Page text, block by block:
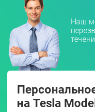
Наш
на Tesla